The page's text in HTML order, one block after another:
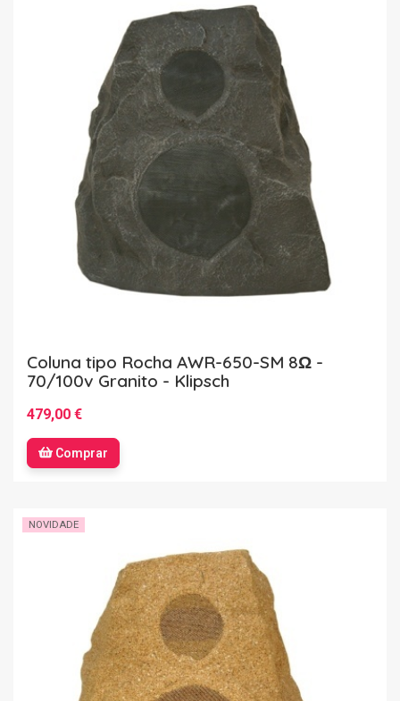
Coluna tipo Rocha AWR-650-SM 8Ω -
70/100v Granito - Klipsch
479,00 €
Comprar
NOVIDADE